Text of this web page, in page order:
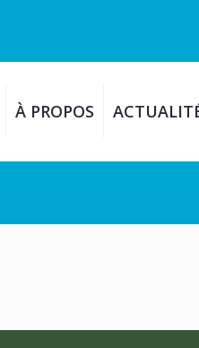
À PROPOS